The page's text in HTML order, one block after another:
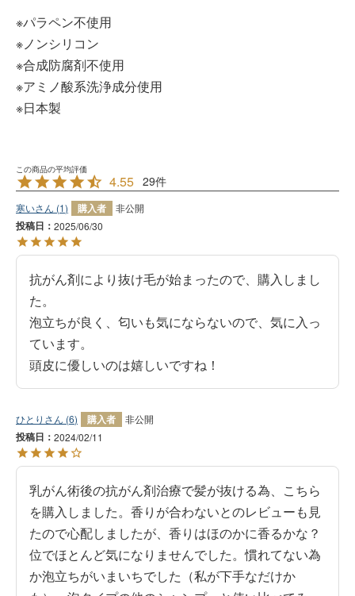
※パラペン不使用
※ノンシリコン
※合成防腐剤不使用
※アミノ酸系洗浄成分使用
※日本製
4.55 29
寒い 1 購入者 非公開
投稿日 2025/06/30
抗がん剤により抜け毛が始まったので、購入しまし
た。
泡立ちが良く、匂いも気にならないので、気に入っ
ています。
頭皮に優しいのは嬉しいですね！
ひとり 6 購入者 非公開
投稿日 2024/02/11
乳がん術後の抗がん剤治療で髪が抜ける為、こちら
を購入しました。香りが合わないとのレビューも見
たので心配しましたが、香りはほのかに香るかな？
位でほとんど気になりませんでした。慣れてない為
か泡立ちがいまいちでした（私が下手なだけか